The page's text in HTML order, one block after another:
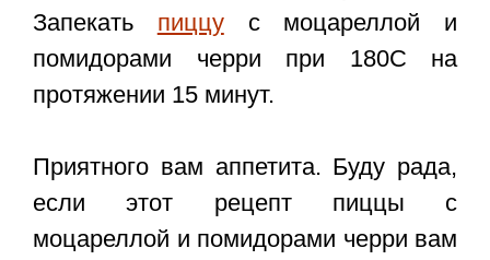
Запекать пиццус моцареллой и
помидорами черри при 180С на
протяжении 15 минут.
Приятного вам аппетита. Буду рада,
если этот рецепт пиццы с
моцареллой и помидорами черри вам